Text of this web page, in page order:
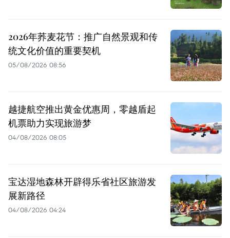
2026年荞麦花节：推广自然景观和传
统文化价值的重要契机
05/08/2026 08:56
越捷航空推出黄金优惠周，零越盾起
机票助力实现旅游梦
04/08/2026 08:05
宝达湿地森林开辟得乐省社区旅游发
展新路径
04/08/2026 04:24